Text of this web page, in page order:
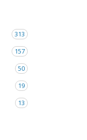
313
157
50
19
13